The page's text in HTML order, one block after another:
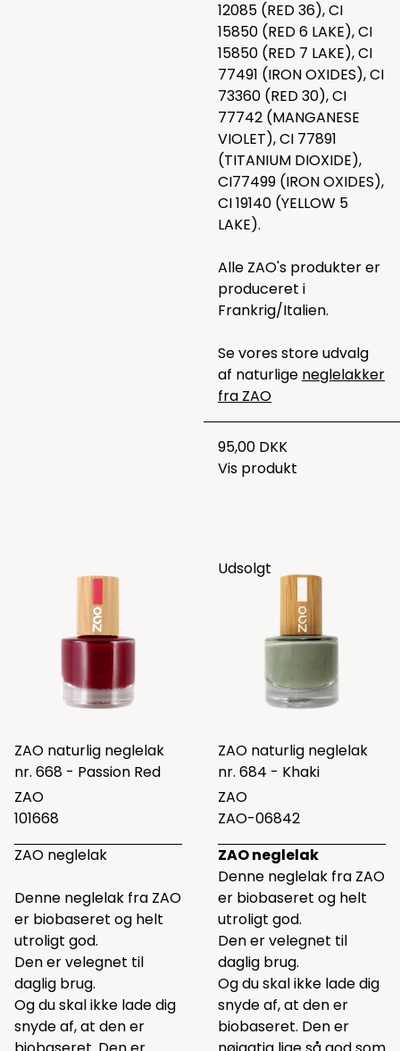
12085 (RED 36), CI
15850 (RED 6 LAKE), CI
15850 (RED 7 LAKE), CI
77491 (IRON OXIDES), CI
73360 (RED 30), CI
77742 (MANGANESE
VIOLET), CI 77891
(TITANIUM DIOXIDE),
CI77499 (IRON OXIDES),
CI 19140 (YELLOW 5
LAKE).
Alle ZAO's produkter er
produceret i
Frankrig/Italien.
Se vores store udvalg
af naturlige neglelakker
fra ZAO
95,00 DKK
Vis produkt
ZAO naturlig neglelak
nr. 668 - Passion Red
ZAO
101668
ZAO neglelak
Denne neglelak fra ZAO
er biobaseret og helt
utroligt god.
Den er velegnet til
daglig brug.
Og du skal ikke lade dig
snyde af, at den er
Udsolgt
ZAO naturlig neglelak
nr. 684 - Khaki
ZAO
ZAO-06842
ZAO neglelak
Denne neglelak fra ZAO
er biobaseret og helt
utroligt god.
Den er velegnet til
daglig brug.
Og du skal ikke lade dig
snyde af, at den er
biobaseret. Den er